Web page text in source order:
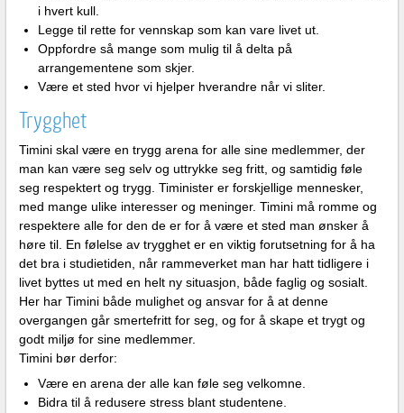
i hvert kull.
Legge til rette for vennskap som kan vare livet ut.
Oppfordre så mange som mulig til å delta på
arrangementene som skjer.
Være et sted hvor vi hjelper hverandre når vi sliter.
Trygghet
Timini skal være en trygg arena for alle sine medlemmer, der
man kan være seg selv og uttrykke seg fritt, og samtidig føle
seg respektert og trygg. Timinister er forskjellige mennesker,
med mange ulike interesser og meninger. Timini må romme og
respektere alle for den de er for å være et sted man ønsker å
høre til. En følelse av trygghet er en viktig forutsetning for å ha
det bra i studietiden, når rammeverket man har hatt tidligere i
livet byttes ut med en helt ny situasjon, både faglig og sosialt.
Her har Timini både mulighet og ansvar for å at denne
overgangen går smertefritt for seg, og for å skape et trygt og
godt miljø for sine medlemmer.
Timini bør derfor:
Være en arena der alle kan føle seg velkomne.
Bidra til å redusere stress blant studentene.